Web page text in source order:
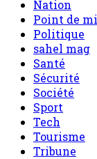
Nation
Point de
Politique
sahel mag
Santé
Sécurité
Société
Sport
Tech
Tourisme
Tribune